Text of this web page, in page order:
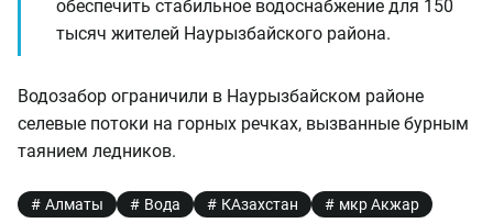
обеспечить стабильное водоснабжение для 150
тысяч жителей Наурызбайского района.
Водозабор ограничили в Наурызбайском районе
селевые потоки на горных речках, вызванные бурным
таянием ледников.
Алматы Вода КАзахстан мкр Акжар